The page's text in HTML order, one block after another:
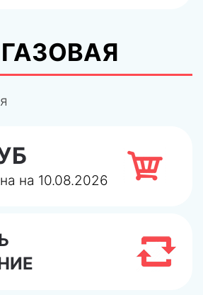
на 10.08.2026